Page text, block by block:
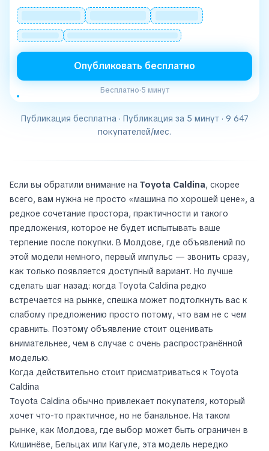
Опубликовать бесплатно
Бесплатно·5 минут
Публикация бесплатна · Публикация за 5 минут · 9 647
покупателей/мес.
Если вы обратили внимание на Toyota Caldina, скорее
всего, вам нужна не просто «машина по хорошей цене», а
редкое сочетание простора, практичности и такого
предложения, которое не будет испытывать ваше
терпение после покупки. В Молдове, где объявлений по
этой модели немного, первый импульс — звонить сразу,
как только появляется доступный вариант. Но лучше
сделать шаг назад: когда Toyota Caldina редко
встречается на рынке, спешка может подтолкнуть вас к
слабому предложению просто потому, что вам не с чем
сравнить. Поэтому объявление стоит оценивать
внимательнее, чем в случае с очень распространённой
моделью.
Когда действительно стоит присматриваться к Toyota
Caldina
Toyota Caldina обычно привлекает покупателя, который
хочет что-то практичное, но не банальное. На таком
рынке, как Молдова, где выбор может быть ограничен в
Кишинёве, Бельцах или Кагуле, эта модель нередко